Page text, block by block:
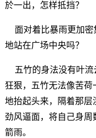
於一出，怎样抵挡？
面对着比暴雨更加密
地站在广场中央吗？
五竹的身法没有叶流
狂狠，五竹无法像苦
地抬起头来，隔着那层
劲风逼面，将自己身
箭雨。